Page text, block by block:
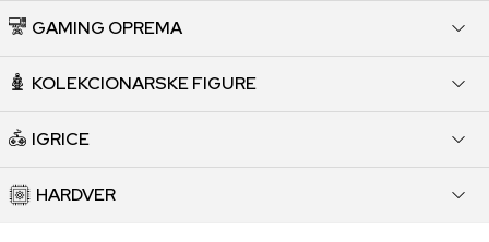
GAMING OPREMA
KOLEKCIONARSKE FIGURE
IGRICE
HARDVER